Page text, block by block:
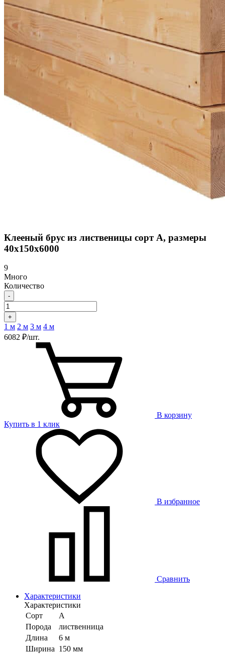
Клееный брус из лиственицы сорт А, размеры
40х150х6000
9
Много
Количество
-
+
1 м 2 м 3 м 4 м
6082 ₽/шт.
В корзину
Купить в 1 клик
В избранное
Сравнить
Характеристики
Характеристики
Сорт
А
Порода
лиственница
Длина
6 м
Ширина 150 мм